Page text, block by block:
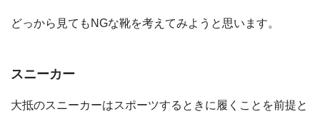
どっから見てもNGな靴を考えてみようと思います。
スニーカー
大抵のスニーカーはスポーツするときに履くことを前提と